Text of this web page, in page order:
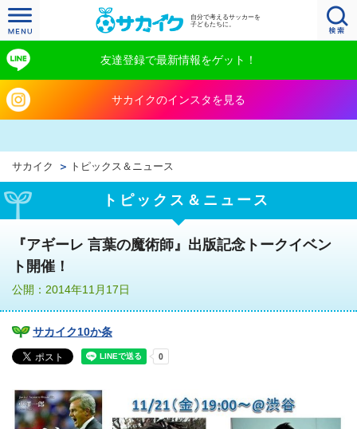
自分で考えるサッカーを
子どもたちに。
友達登録で最新情報をゲット！
サカイクのインスタを見る
サカイク トピックス＆ニュース
トピックス＆ニュース
『アギーレ 言葉の魔術師』出版記念トークイベン
ト開催！
公開：2014年11月17日
サカイク10か条